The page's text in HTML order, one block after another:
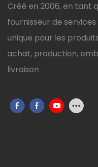
Créé en 2006, en tant
fournisseur de
unique pour les
achat, production,
livraison